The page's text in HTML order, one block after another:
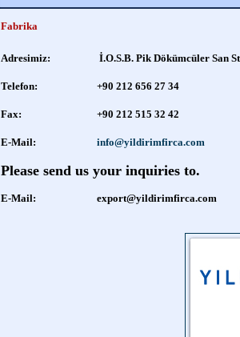
Fabrika
Adresimiz: İ.O.S.B. Pik Dökümcüler San
Telefon: +90 212 656 27 34
Fax: +90 212 515 32 42
E-Mail: info@yildirimfirca.com
Please send us your inquiries to.
E-Mail: export@yildirimfirca.com